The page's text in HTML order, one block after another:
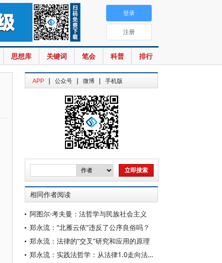
思想库 关键词 笔会 科普 排行
登录
注册
APP | 公众号 | 微博 | 手机版
相同作者阅读
阿图尔·考夫曼：法哲学与民族社会主义
郑永流：“北雁云依”违反了公序良俗吗？
郑永流：法律的“交叉”研究和应用的原理
郑永流：实践法哲学：从法律1.0走向法律2.0